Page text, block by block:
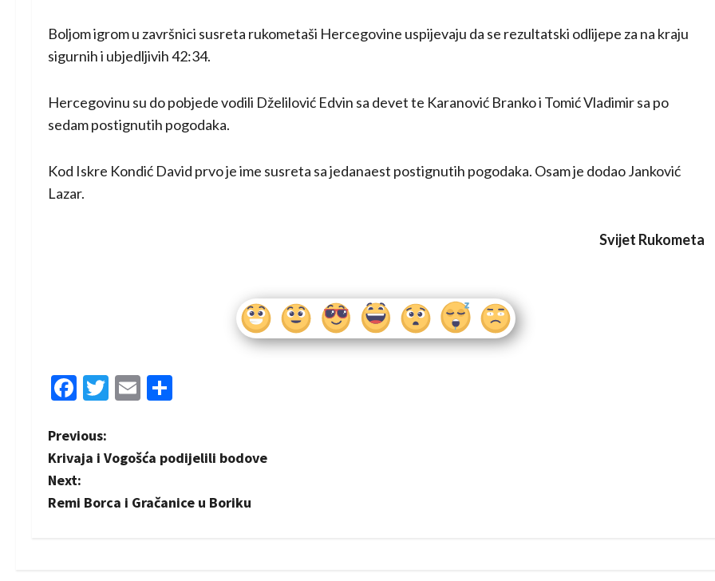
Boljom igrom u završnici susreta rukometaši Hercegovine uspijevaju da se rezultatski odlijepe za na kraju
sigurnih i ubjedljivih 42:34.
Hercegovinu su do pobjede vodili Dželilović Edvin sa devet te Karanović Branko i Tomić Vladimir sa po
sedam postignutih pogodaka.
Kod Iskre Kondić David prvo je ime susreta sa jedanaest postignutih pogodaka. Osam je dodao Janković
Lazar.
Svijet Rukometa
Facebook
Twitter
Email
P
o
s
Previous:
Krivaja i Vogošća podijelili bodove
Next:
Remi Borca i Gračanice u Boriku